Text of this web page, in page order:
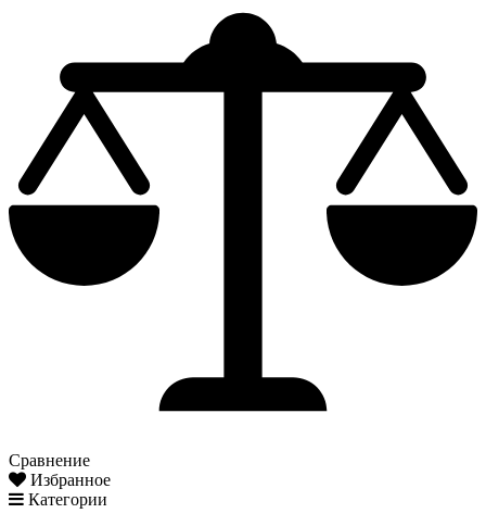
Сравнение
Избранное
Категории